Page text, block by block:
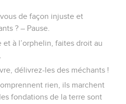
de façon injuste et
? – Pause.
à l’orphelin, faites droit au
délivrez-les des méchants !
rien, ils marchent
fondations de la terre sont